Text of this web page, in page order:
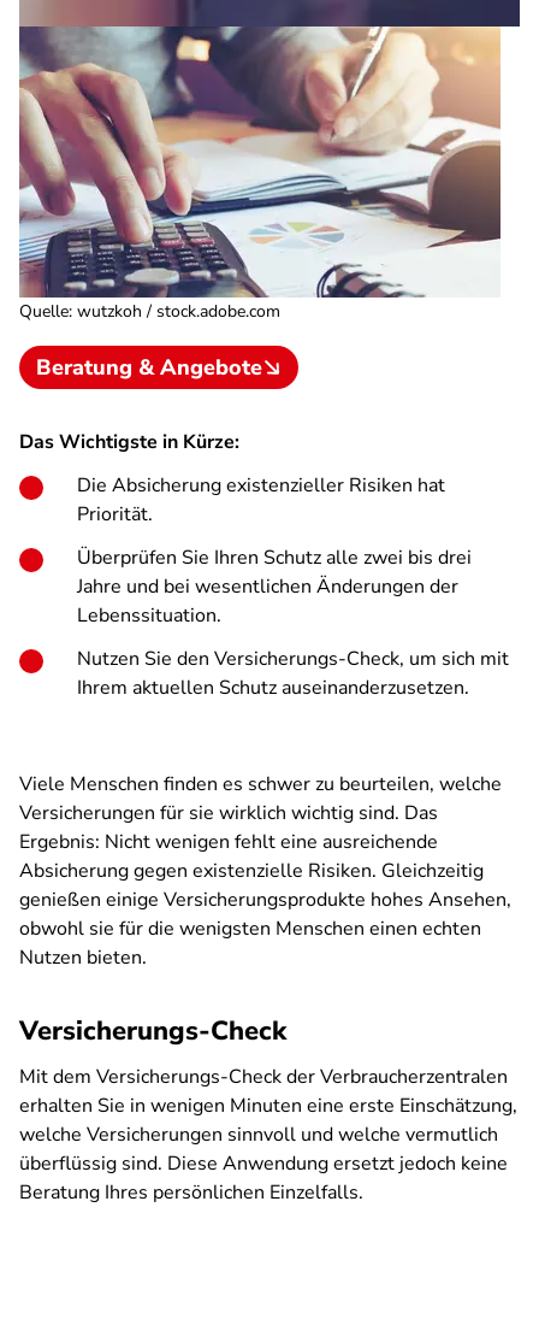
Quelle: wutzkoh / stock.adobe.com
Beratung & Angebote
Das Wichtigste in Kürze:
Die Absicherung existenzieller Risiken hat
Priorität.
Überprüfen Sie Ihren Schutz alle zwei bis drei
Jahre und bei wesentlichen Änderungen der
Lebenssituation.
Nutzen Sie den Versicherungs-Check, um sich mit
Ihrem aktuellen Schutz auseinanderzusetzen.
Viele Menschen finden es schwer zu beurteilen, welche
Versicherungen für sie wirklich wichtig sind. Das
Ergebnis: Nicht wenigen fehlt eine ausreichende
Absicherung gegen existenzielle Risiken. Gleichzeitig
genießen einige Versicherungsprodukte hohes Ansehen,
obwohl sie für die wenigsten Menschen einen echten
Nutzen bieten.
Versicherungs-Check
Mit dem Versicherungs-Check der Verbraucherzentralen
erhalten Sie in wenigen Minuten eine erste Einschätzung,
welche Versicherungen sinnvoll und welche vermutlich
überflüssig sind. Diese Anwendung ersetzt jedoch keine
Beratung Ihres persönlichen Einzelfalls.